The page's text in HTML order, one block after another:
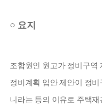
○ 요지
조합원인 원고가 정비구역
정비계획 입안 제안이 정
니라는 등의 이유로 주택